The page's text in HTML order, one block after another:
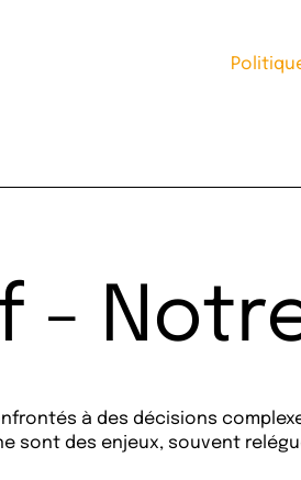
-
à des décisions
sont des enjeux, souvent